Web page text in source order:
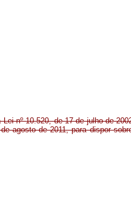
nº 10.520, de 17 de julho de
agosto de 2011, para dispor